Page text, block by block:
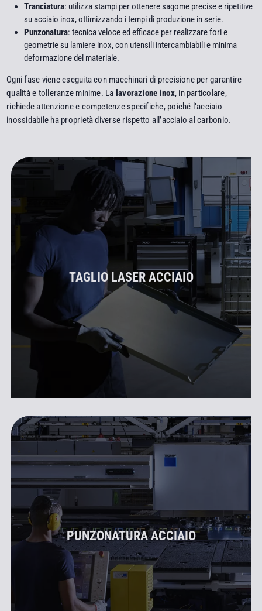
Tranciatura: utilizza stampi per ottenere sagome precise e ripetitive
su acciaio inox, ottimizzando i tempi di produzione in serie.
Punzonatura: tecnica veloce ed efficace per realizzare fori e
geometrie su lamiere inox, con utensili intercambiabili e minima
deformazione del materiale.
Ogni fase viene eseguita con macchinari di precisione per garantire
qualità e tolleranze minime. La lavorazione inox, in particolare,
richiede attenzione e competenze specifiche, poiché l’acciaio
inossidabile ha proprietà diverse rispetto all’acciaio al carbonio.
TAGLIO LASER ACCIAIO
PUNZONATURA ACCIAIO